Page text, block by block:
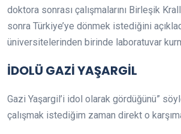
doktora sonrası çalışmalarını Birleşik
sonra Türkiye’ye dönmek istediğini
üniversitelerinden birinde laboratuvar
İDOLÜ GAZİ YAŞARGİL
Gazi Yaşargil’i idol olarak gördüğünü”
çalışmak istediğim zaman direkt o